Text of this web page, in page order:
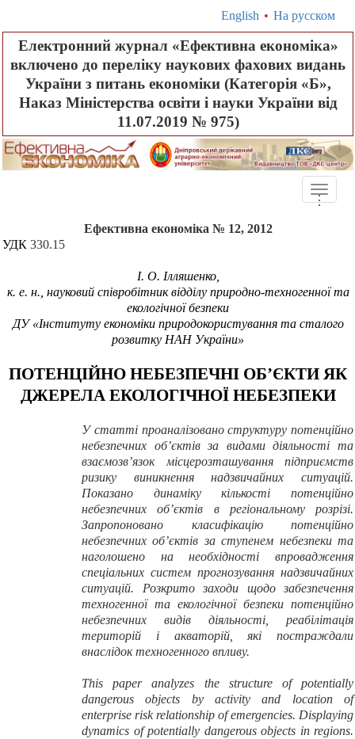
English • На русском
Електронний журнал «Ефективна економіка»
включено до переліку наукових фахових видань
України з питань економіки (Категорія «Б»,
Наказ Міністерства освіти і науки України від
11.07.2019 № 975)
Toggle
...
Ефективна економіка № 12, 2012
УДК 330.15
І. О. Ілляшенко,
к. е. н., науковий співробітник відділу природно-техногенної та
екологічної безпеки
ДУ «Інституту економіки природокористування та сталого
розвитку НАН України»
ПОТЕНЦІЙНО НЕБЕЗПЕЧНІ ОБ’ЄКТИ ЯК
ДЖЕРЕЛА ЕКОЛОГІЧНОЇ НЕБЕЗПЕКИ
У статті проаналізовано структуру потенційно
небезпечних об’єктів за видами діяльності та
взаємозв’язок місцерозташування підприємств
ризику виникнення надзвичайних ситуацій.
Показано динаміку кількості потенційно
небезпечних об’єктів в регіональному розрізі.
Запропоновано класифікацію потенційно
небезпечних об’єктів за ступенем небезпеки та
наголошено на необхідності впровадження
спеціальних систем прогнозування надзвичайних
ситуацій. Розкрито заходи щодо забезпечення
техногенної та екологічної безпеки потенційно
небезпечних видів діяльності, реабілітація
територій і акваторій, які постраждали
внаслідок техногенного впливу.
This paperanalyzes the structure
of potentially
dangerous objects
by activity and
location of
enterprise risk relationship of emergencies. Displaying
dynamics of potentially dangerous objects in regions.